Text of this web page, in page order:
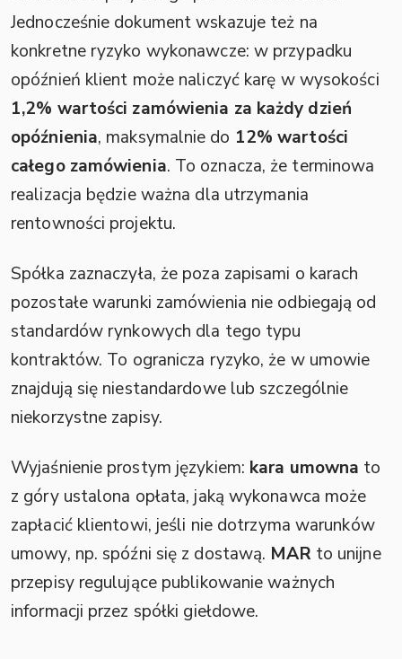
Jednocześnie dokument wskazuje też na
konkretne ryzyko wykonawcze: w przypadku
opóźnień klient może naliczyć karę w wysokości
1,2% wartości zamówienia za każdy dzień
opóźnienia, maksymalnie do 12% wartości
całego zamówienia. To oznacza, że terminowa
realizacja będzie ważna dla utrzymania
rentowności projektu.
Spółka zaznaczyła, że poza zapisami o karach
pozostałe warunki zamówienia nie odbiegają od
standardów rynkowych dla tego typu
kontraktów. To ogranicza ryzyko, że w umowie
znajdują się niestandardowe lub szczególnie
niekorzystne zapisy.
Wyjaśnienie prostym językiem: kara umowna to
z góry ustalona opłata, jaką wykonawca może
zapłacić klientowi, jeśli nie dotrzyma warunków
umowy, np. spóźni się z dostawą. MAR to unijne
przepisy regulujące publikowanie ważnych
informacji przez spółki giełdowe.